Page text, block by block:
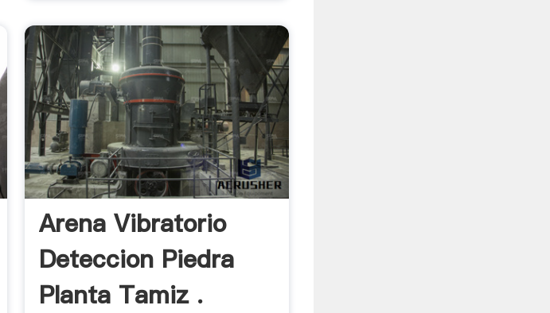
Arena Vibratorio
Deteccion Piedra
Planta Tamiz .